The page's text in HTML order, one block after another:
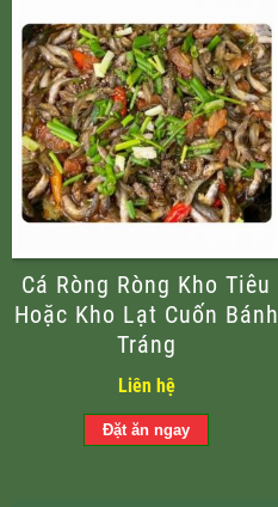
Cá Ròng Ròng Kho Tiêu
Hoặc Kho Lạt Cuốn Bánh
Tráng
Liên hệ